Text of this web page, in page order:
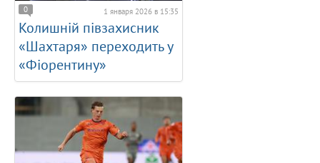
0 1 января 2026 в 15:35
Колишній півзахисник
«Шахтаря» переходить у
«Фіорентину»